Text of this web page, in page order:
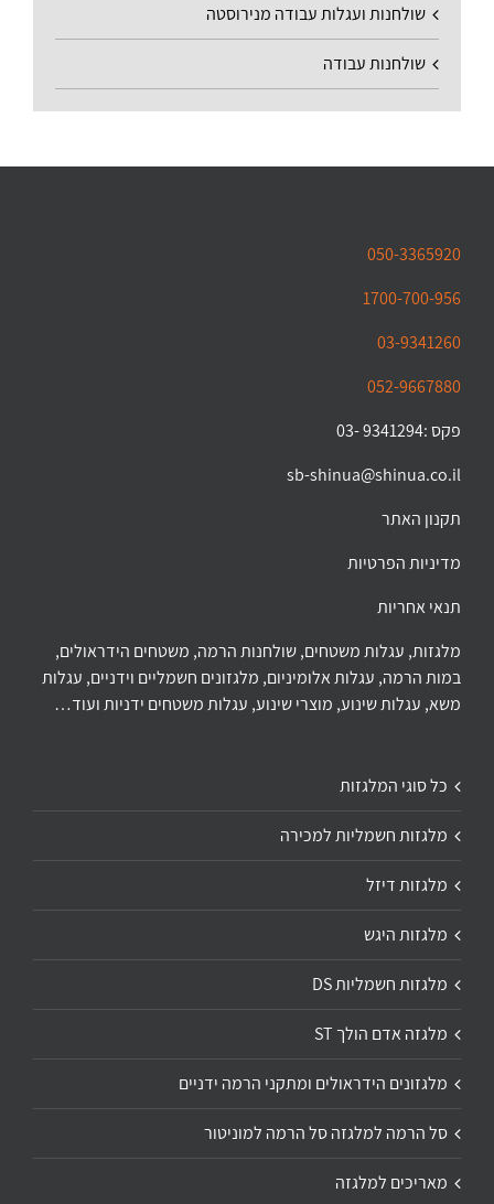
שולחנות ועגלות עבודה מנירוסטה
שולחנות עבודה
050-3365920
1700-700-956
03-9341260
052-9667880
פקס :9341294 -03
sb-shinua@shinua.co.il
תקנון האתר
מדיניות הפרטיות
תנאי אחריות
מלגזות, עגלות משטחים, שולחנות הרמה, משטחים הידראולים,
במות הרמה, עגלות אלומיניום, מלגזונים חשמליים וידניים, עגלות
משא, עגלות שינוע, מוצרי שינוע, עגלות משטחים ידניות ועוד…
כל סוגי המלגזות
מלגזות חשמליות למכירה
מלגזות דיזל
מלגזות היגש
מלגזות חשמליות DS
מלגזה אדם הולך ST
מלגזונים הידראולים ומתקני הרמה ידניים
סל הרמה למלגזה סל הרמה למוניטור
מאריכים למלגזה